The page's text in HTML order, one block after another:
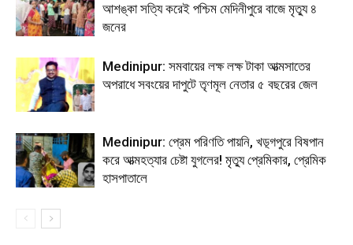
আশঙ্কা সত্যি করেই পশ্চিম মেদিনীপুরে বাজে মৃত্যু ৪
জনের
Medinipur: সমবায়ের লক্ষ লক্ষ টাকা আত্মসাতের
অপরাধে সবংয়ের দাপুটে তৃণমূল নেতার ৫ বছরের জেল
Medinipur: প্রেম পরিণতি পায়নি, খড়্গপুরে বিষপান
করে আত্মহত্যার চেষ্টা যুগলের! মৃত্যু প্রেমিকার, প্রেমিক
হাসপাতালে